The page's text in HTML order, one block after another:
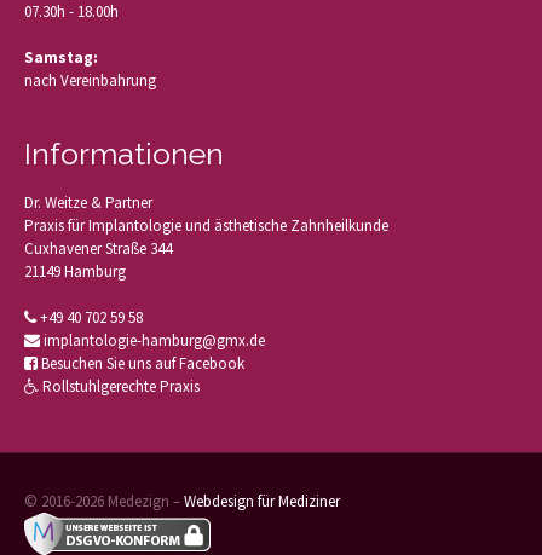
07.30h - 18.00h
Samstag:
nach Vereinbahrung
Informationen
Dr. Weitze & Partner
Praxis für Implantologie und ästhetische Zahnheilkunde
Cuxhavener Straße 344
21149 Hamburg
+49 40 702 59 58
implantologie-hamburg@gmx.de
Besuchen Sie uns auf Facebook
Rollstuhlgerechte Praxis
© 2016-2026 Medezign –Webdesign für Mediziner